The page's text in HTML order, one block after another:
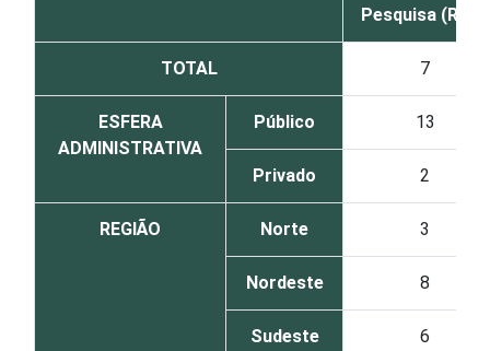
Pesquisa (RNP)
TOTAL 7
ESFERA
ADMINISTRATIVA
Público 13
Privado 2
REGIÃO Norte 3
Nordeste 8
Sudeste 6